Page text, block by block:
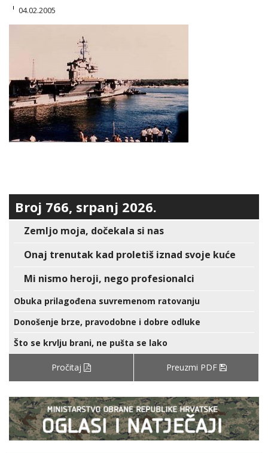
04.02.2005
Broj 766, srpanj 2026.
Zemljo moja, dočekala si nas
Onaj trenutak kad proletiš iznad svoje kuće
Mi nismo heroji, nego profesionalci
Obuka prilagođena suvremenom ratovanju
Donošenje brze, pravodobne i dobre odluke
Što se krvlju brani, ne pušta se lako
Pročitaj Preuzmi PDF